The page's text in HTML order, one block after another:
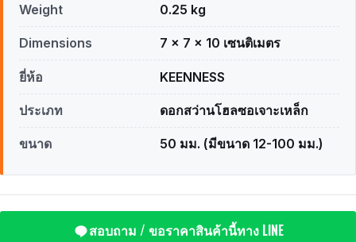
Weight 0.25 kg
Dimensions 7 × 7 × 10 เซนติเมตร
ยี่ห้อ KEENNESS
ประเภท ดอกสว่านโฮลซอเจาะเหล็ก
ขนาด 50 มม. (มีขนาด 12-100 มม.)
สอบถาม / ขอราคาสินค้านี้ทาง LINE